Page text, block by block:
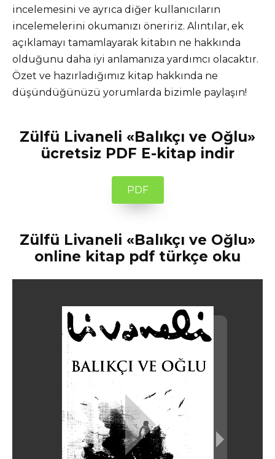
incelemesini ve ayrıca diğer kullanıcıların
incelemelerini okumanızı öneririz. Alıntılar, ek
açıklamayı tamamlayarak kitabın ne hakkında
olduğunu daha iyi anlamanıza yardımcı olacaktır.
Özet ve hazırladığımız kitap hakkında ne
düşündüğünüzü yorumlarda bizimle paylaşın!
Zülfü Livaneli «Balıkçı ve Oğlu»
ücretsiz PDF E-kitap indir
PDF
Zülfü Livaneli «Balıkçı ve Oğlu»
online kitap pdf türkçe oku